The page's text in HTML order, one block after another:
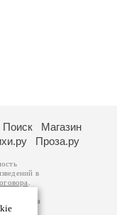
Поиск
Магазин
Проза.ру
в
авторам
возможна